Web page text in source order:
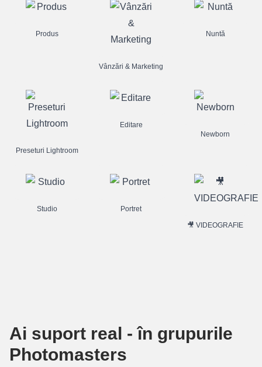
Produs
Vânzări & Marketing
Nuntă
Preseturi Lightroom
Editare
Newborn
Studio
Portret
🎥 VIDEOGRAFIE
Ai suport real - în grupurile
Photomasters